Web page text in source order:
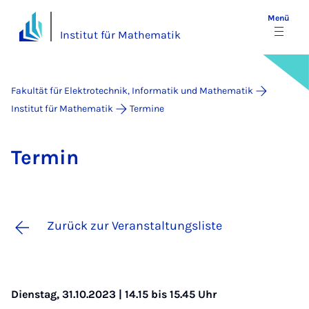
Institut für Mathematik
Menü
Fakultät für Elektrotechnik, Informatik und Mathematik
Institut für Mathematik
Termine
Ter­min
Zurück zur Veranstaltungsliste
Dienstag, 31.10.2023 | 14.15 bis 15.45 Uhr